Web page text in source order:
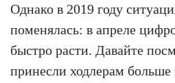
Однако в 2019 году
поменялась: в апреле
быстро расти. Давайте
принесли ходлерам больше